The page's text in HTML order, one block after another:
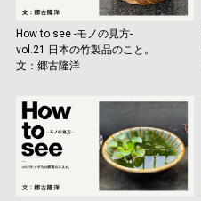
How to see -モノの見方-
vol.21 日本の竹製品のこと。
文：郷古隆洋